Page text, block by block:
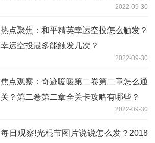
2022-09-30
热点聚焦：和平精英幸运空投怎么触发？
幸运空投最多能触发几次？
2022-09-30
焦点观察：奇迹暖暖第二卷第二章怎么通
关？第二卷第二章全关卡攻略有哪些？
2022-09-30
每日观察!光棍节图片说说怎么发？2018